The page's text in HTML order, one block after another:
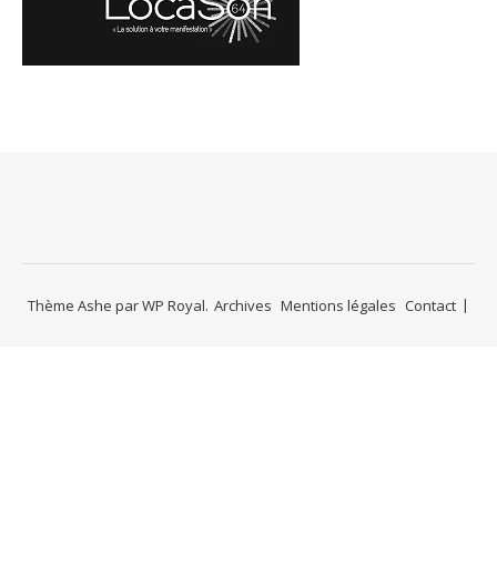
Archives Mentions légales Contact
Thème Ashe parWP Royal.